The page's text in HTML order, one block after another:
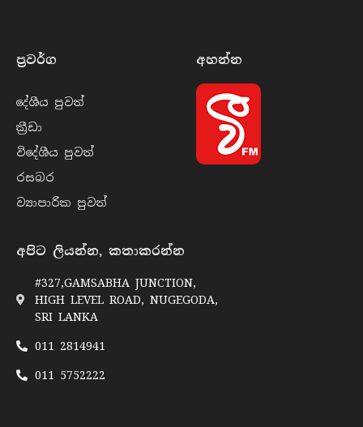
ප්‍රවර්​ග
දේශීය පුව​ත්
ක්‍රී​ඩා
විදේශීය පුව​ත්
රසබ​ර
ව්‍යාපාරික පුව​ත්
අහන්​න
අපිට ලියන්න, කතාකරන්න
#327,GAMSABHA JUNCTION,
HIGH LEVEL ROAD, NUGEGODA,
SRI LANKA
011 2814941
011 5752222